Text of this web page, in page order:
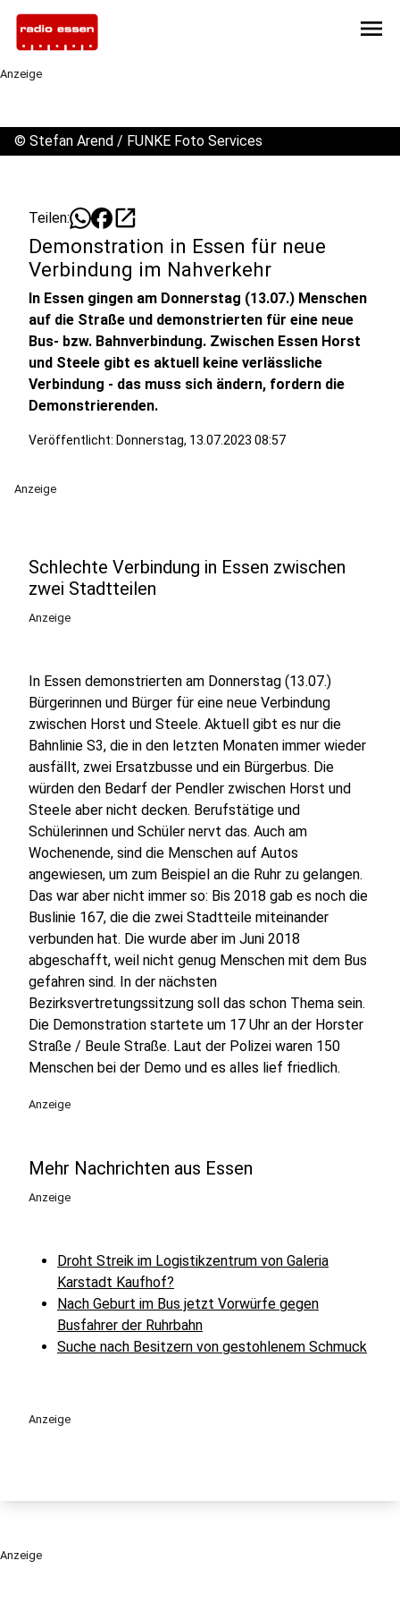
menu
Anzeige
© Stefan Arend / FUNKE Foto Services
Teilen: open_in_new
Demonstration in Essen für neue
Verbindung im Nahverkehr
In Essen gingen am Donnerstag (13.07.) Menschen
auf die Straße und demonstrierten für eine neue
Bus- bzw. Bahnverbindung. Zwischen Essen Horst
und Steele gibt es aktuell keine verlässliche
Verbindung - das muss sich ändern, fordern die
Demonstrierenden.
Veröffentlicht: Donnerstag, 13.07.2023 08:57
Anzeige
Schlechte Verbindung in Essen zwischen
zwei Stadtteilen
Anzeige
In Essen demonstrierten am Donnerstag (13.07.)
Bürgerinnen und Bürger für eine neue Verbindung
zwischen Horst und Steele. Aktuell gibt es nur die
Bahnlinie S3, die in den letzten Monaten immer wieder
ausfällt, zwei Ersatzbusse und ein Bürgerbus. Die
würden den Bedarf der Pendler zwischen Horst und
Steele aber nicht decken. Berufstätige und
Schülerinnen und Schüler nervt das. Auch am
Wochenende, sind die Menschen auf Autos
angewiesen, um zum Beispiel an die Ruhr zu gelangen.
Das war aber nicht immer so: Bis 2018 gab es noch die
Buslinie 167, die die zwei Stadtteile miteinander
verbunden hat. Die wurde aber im Juni 2018
abgeschafft, weil nicht genug Menschen mit dem Bus
gefahren sind. In der nächsten
Bezirksvertretungssitzung soll das schon Thema sein.
Die Demonstration startete um 17 Uhr an der Horster
Straße / Beule Straße. Laut der Polizei waren 150
Menschen bei der Demo und es alles lief friedlich.
Anzeige
Mehr Nachrichten aus Essen
Anzeige
Droht Streik im Logistikzentrum von Galeria
Karstadt Kaufhof?
Nach Geburt im Bus jetzt Vorwürfe gegen
Busfahrer der Ruhrbahn
Suche nach Besitzern von gestohlenem Schmuck
Anzeige
Anzeige